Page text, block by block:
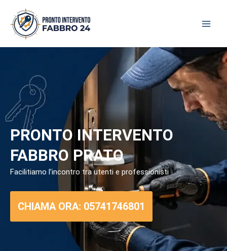
content
PRONTO INTERVENTO
FABBRO PRATO
Facilitiamo l’incontro tra utenti e professionisti
CHIAMA ORA: 05741746801